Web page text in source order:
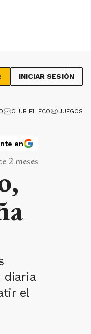
INICIAR SESIÓN
CLUB EL ECO JUEGOS
en
2 meses
diaria
el